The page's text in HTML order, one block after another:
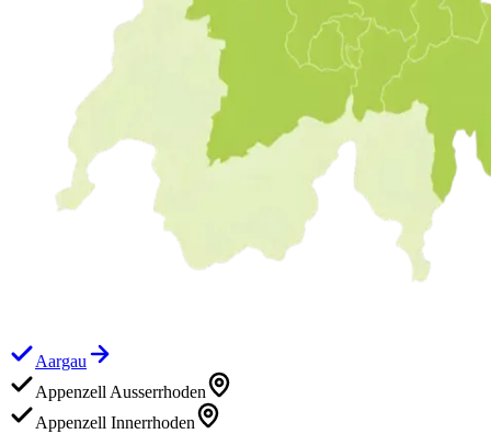
Aargau
Appenzell Ausserrhoden
Appenzell Innerrhoden